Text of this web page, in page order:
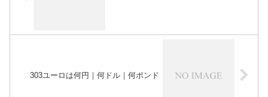
303ユーロは何円｜何ドル｜何ポンド